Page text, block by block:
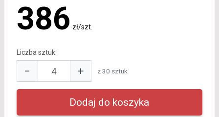
386 zł/szt.
Liczba sztuk:
− + z 30 sztuk